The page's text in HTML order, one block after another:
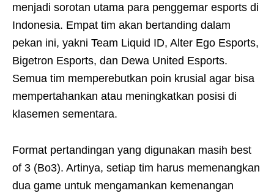
menjadi sorotan utama para penggemar esports di
Indonesia. Empat tim akan bertanding dalam
pekan ini, yakni Team Liquid ID, Alter Ego Esports,
Bigetron Esports, dan Dewa United Esports.
Semua tim memperebutkan poin krusial agar bisa
mempertahankan atau meningkatkan posisi di
klasemen sementara.
Format pertandingan yang digunakan masih best
of 3 (Bo3). Artinya, setiap tim harus memenangkan
dua game untuk mengamankan kemenangan